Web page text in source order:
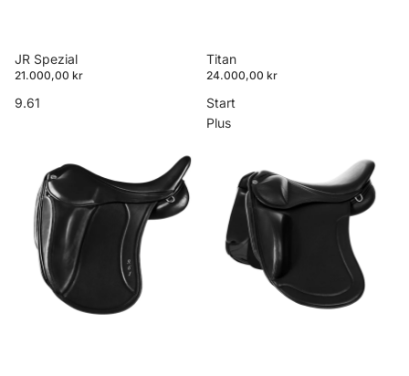
JR Spezial
21.000,00 kr
Titan
24.000,00 kr
9.61
Start
Plus